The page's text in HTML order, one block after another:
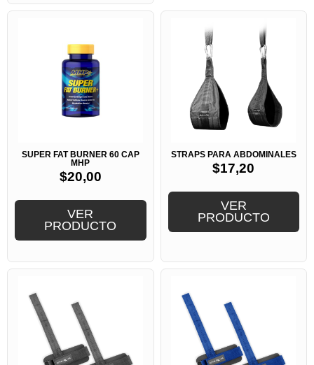
SUPER FAT BURNER 60 CAP
MHP
$20,00
VER
PRODUCTO
STRAPS PARA ABDOMINALES
$17,20
VER
PRODUCTO